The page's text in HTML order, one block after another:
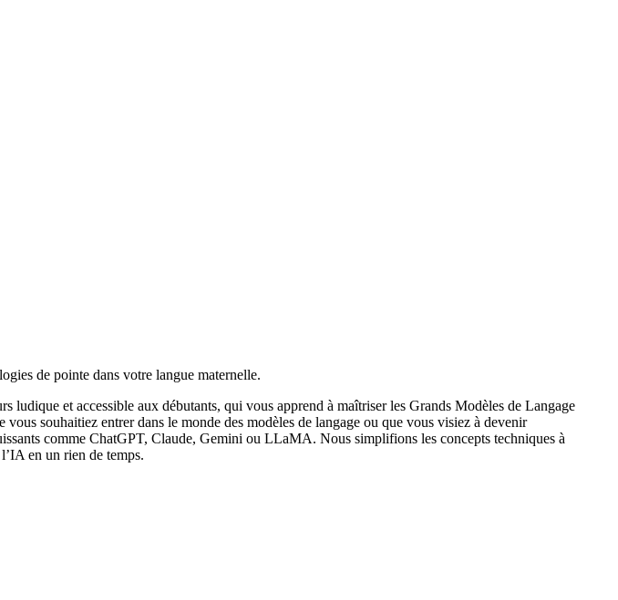
de pointe dans votre langue maternelle.
ludique et accessible aux débutants, qui vous apprend à maîtriser les Grands Modèles de Langage
souhaitiez entrer dans le monde des modèles de langage ou que vous visiez à devenir
comme ChatGPT, Claude, Gemini ou LLaMA. Nous simplifions les concepts techniques à
en un rien de temps.